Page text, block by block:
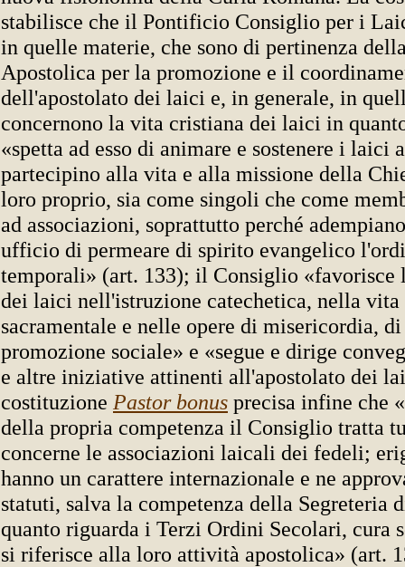
stabilisce che il Pontificio Consiglio per i
in quelle materie, che sono di pertinenza
Apostolica per la promozione e il
dell'apostolato dei laici e, in generale, in
concernono la vita cristiana dei laici in
«spetta ad esso di animare e sostenere i laici
partecipino alla vita e alla missione della
loro proprio, sia come singoli che come
ad associazioni, soprattutto perché
ufficio di permeare di spirito evangelico
temporali» (art. 133); il Consiglio «favorisce
dei laici nell'istruzione catechetica, nella
sacramentale e nelle opere di misericordia,
promozione sociale» e «segue e dirige
e altre iniziative attinenti all'apostolato dei
costituzione Pastor bonus precisa infine che
della propria competenza il Consiglio tratta
concerne le associazioni laicali dei fedeli;
hanno un carattere internazionale e ne
statuti, salva la competenza della Segreteria
quanto riguarda i Terzi Ordini Secolari, cura
si riferisce alla loro attività apostolica» (art.